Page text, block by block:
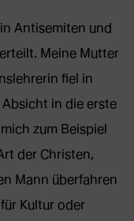
Antisemiten und
Meine Mutter
fiel in
in die erste
zum Beispiel
der Christen,
Mann überfahren
Kultur oder